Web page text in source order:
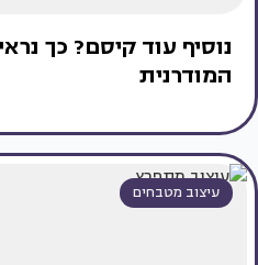
נוסיף עוד קיסם? כך
המודרנית
עיצוב מטבחים